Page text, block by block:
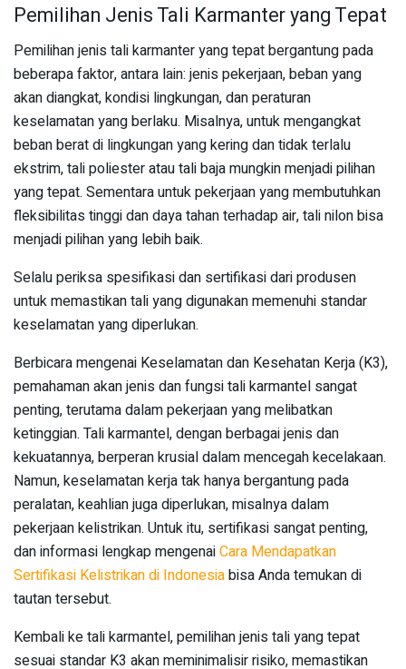
Pemilihan Jenis Tali Karmanter yang Tepat
Pemilihan jenis tali karmanter yang tepat bergantung pada
beberapa faktor, antara lain: jenis pekerjaan, beban yang
akan diangkat, kondisi lingkungan, dan peraturan
keselamatan yang berlaku. Misalnya, untuk mengangkat
beban berat di lingkungan yang kering dan tidak terlalu
ekstrim, tali poliester atau tali baja mungkin menjadi pilihan
yang tepat. Sementara untuk pekerjaan yang membutuhkan
fleksibilitas tinggi dan daya tahan terhadap air, tali nilon bisa
menjadi pilihan yang lebih baik.
Selalu periksa spesifikasi dan sertifikasi dari produsen
untuk memastikan tali yang digunakan memenuhi standar
keselamatan yang diperlukan.
Berbicara mengenai Keselamatan dan Kesehatan Kerja (K3),
pemahaman akan jenis dan fungsi tali karmantel sangat
penting, terutama dalam pekerjaan yang melibatkan
ketinggian. Tali karmantel, dengan berbagai jenis dan
kekuatannya, berperan krusial dalam mencegah kecelakaan.
Namun, keselamatan kerja tak hanya bergantung pada
peralatan, keahlian juga diperlukan, misalnya dalam
pekerjaan kelistrikan. Untuk itu, sertifikasi sangat penting,
dan informasi lengkap mengenaiCara Mendapatkan
Sertifikasi Kelistrikan di Indonesiabisa Anda temukan di
tautan tersebut.
Kembali ke tali karmantel, pemilihan jenis tali yang tepat
sesuai standar K3 akan meminimalisir risiko, memastikan